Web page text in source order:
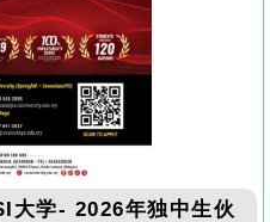
大学- 2026年独中生伙